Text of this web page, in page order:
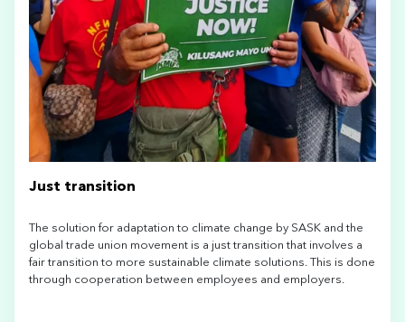
Just transition
The solution for adaptation to climate change by SASK and the
global trade union movement is a just transition that involves a
fair transition to more sustainable climate solutions. This is done
through cooperation between employees and employers.